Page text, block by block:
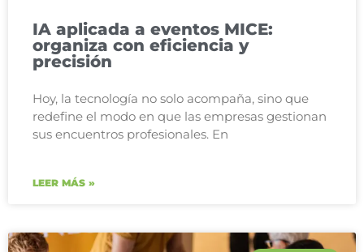
IA aplicada a eventos MICE:
organiza con eficiencia y
precisión
Hoy, la tecnología no solo acompaña, sino que
redefine el modo en que las empresas gestionan
sus encuentros profesionales. En
LEER MÁS »